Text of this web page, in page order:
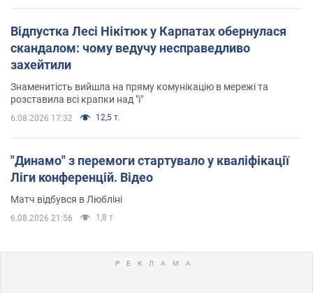
Відпустка Лесі Нікітюк у Карпатах обернулася
скандалом: чому ведучу несправедливо
захейтили
Знаменитість вийшла на пряму комунікацію в мережі та
розставила всі крапки над "і"
6.08.2026 17:32 12,5 т.
"Динамо" з перемоги стартувало у кваліфікації
Ліги конференцій. Відео
Матч відбувся в Любліні
6.08.2026 21:56 1,8 т.